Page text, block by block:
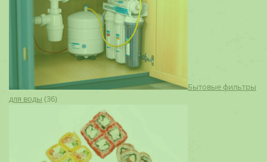
Бытовые фильтры
для воды (36)